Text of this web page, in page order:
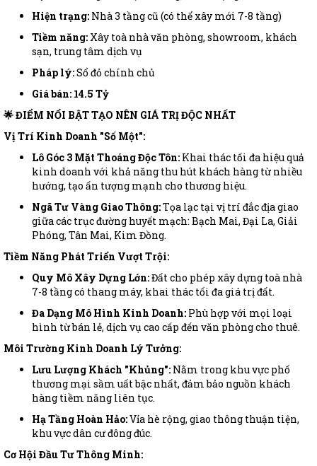
Hiện trạng: Nhà 3 tầng cũ (có thể xây mới 7-8 tầng)
Tiềm năng:Xây toà nhà văn phòng, showroom, khách
sạn, trung tâm dịch vụ
Pháp lý:Sổ đỏ chính chủ
Giá bán: 14.5 Tỷ
🌟 ĐIỂM NỔI BẬT TẠO NÊN GIÁ TRỊ ĐỘC NHẤT
Vị Trí Kinh Doanh "Số Một":
Lô Góc 3 Mặt Thoáng Độc Tôn: Khai thác tối đa hiệu quả
kinh doanh với khả năng thu hút khách hàng từ nhiều
hướng, tạo ấn tượng mạnh cho thương hiệu.
Ngã Tư Vàng Giao Thông:Tọa lạc tại vị trí đắc địa giao
giữa các trục đường huyết mạch: Bạch Mai, Đại La, Giải
Phóng, Tân Mai, Kim Đồng.
Tiềm Năng Phát Triển Vượt Trội:
Quy Mô Xây Dựng Lớn:Đất cho phép xây dựng toà nhà
7-8 tầng có thang máy, khai thác tối đa giá trị đất.
Đa Dạng Mô Hình Kinh Doanh: Phù hợp với mọi loại
hình từ bán lẻ, dịch vụ cao cấp đến văn phòng cho thuê.
Môi Trường Kinh Doanh Lý Tưởng:
Lưu Lượng Khách "Khủng": Nằm trong khu vực phố
thương mại sầm uất bậc nhất, đảm bảo nguồn khách
hàng tiềm năng liên tục.
Hạ Tầng Hoàn Hảo:Vỉa hè rộng, giao thông thuận tiện,
khu vực dân cư đông đúc.
Cơ Hội Đầu Tư Thông Minh: